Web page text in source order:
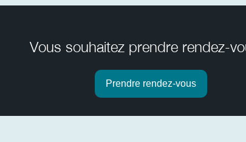
Vous souhaitez prendre rendez-
Prendre rendez-vous